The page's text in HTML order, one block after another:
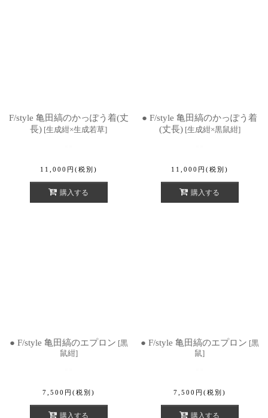
F/style 亀田縞のかっぽう着(丈
長) [生成紺×生成若草]
11,000 円 (税別)
購入する
● F/style 亀田縞のかっぽう着
(丈長) [生成紺×黒鼠紺]
11,000 円 (税別)
購入する
● F/style 亀田縞のエプロン [黒
鼠紺]
7,500 円 (税別)
購入する
● F/style 亀田縞のエプロン [黒
鼠]
7,500 円 (税別)
購入する